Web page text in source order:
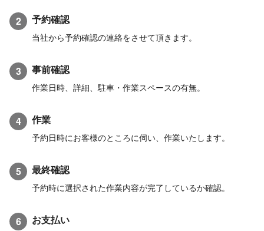
2 予約確認
当社から予約確認の連絡をさせて頂きます。
3 事前確認
作業日時、詳細、駐車・作業スペースの有無。
4 作業
予約日時にお客様のところに伺い、作業いたします。
5 最終確認
予約時に選択された作業内容が完了しているか確認。
6 お支払い